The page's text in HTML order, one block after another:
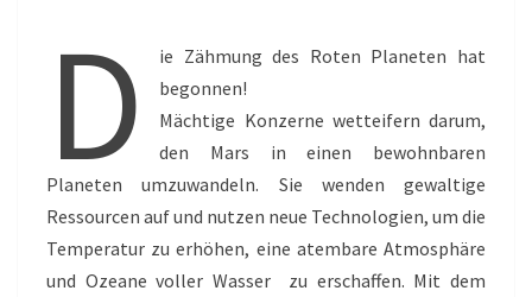
D
ie Zähmung des Roten Planeten hat
begonnen!
Mächtige Konzerne wetteifern darum,
den Mars in einen bewohnbaren
Planeten umzuwandeln. Sie wenden gewaltige
Ressourcen auf und nutzen neue Technologien, um die
Temperatur zu erhöhen, eine atembare Atmosphäre
und Ozeane voller Wasser zu erschaffen. Mit dem